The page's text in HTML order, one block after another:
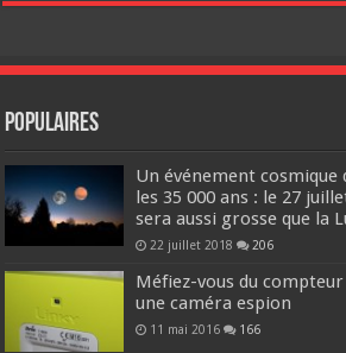
Populaires
Un événement cosmique
les 35 000 ans : le 27
sera aussi grosse que la
22 juillet 2018 206
Méfiez-vous du
une caméra espion
11 mai 2016 166